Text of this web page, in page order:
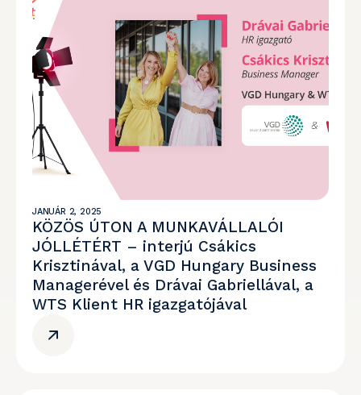
JANUÁR 2, 2025
KÖZÖS ÚTON A MUNKAVÁLLALÓI
JÓLLÉTÉRT – interjú Csákics
Krisztinával, a VGD Hungary Business
Managerével és Drávai Gabriellával, a
WTS Klient HR igazgatójával